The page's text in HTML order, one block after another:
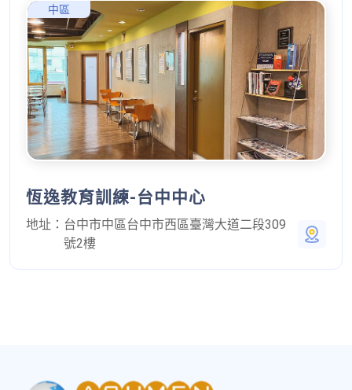
中區
恆逸教育訓練-台中中心
地址： 台中市中區台中市西區臺灣大道二段309
號2樓